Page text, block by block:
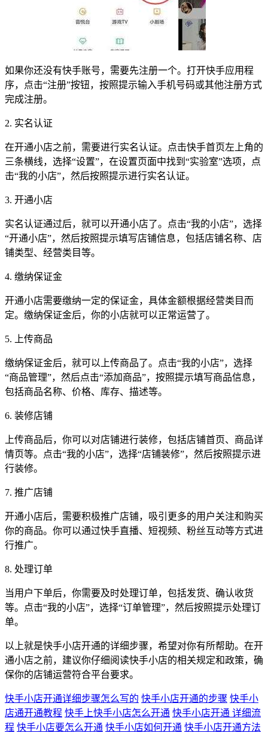
如果你还没有快手账号，需要先注册一个。打开快手应用程
序，点击“注册”按钮，按照提示输入手机号码或其他注册方式
完成注册。
2. 实名认证
在开通小店之前，需要进行实名认证。点击快手首页左上角的
三条横线，选择“设置”，在设置页面中找到“实验室”选项，点
击“我的小店”，然后按照提示进行实名认证。
3. 开通小店
实名认证通过后，就可以开通小店了。点击“我的小店”，选择
“开通小店”，然后按照提示填写店铺信息，包括店铺名称、店
铺类型、经营类目等。
4. 缴纳保证金
开通小店需要缴纳一定的保证金，具体金额根据经营类目而
定。缴纳保证金后，你的小店就可以正常运营了。
5. 上传商品
缴纳保证金后，就可以上传商品了。点击“我的小店”，选择
“商品管理”，然后点击“添加商品”，按照提示填写商品信息，
包括商品名称、价格、库存、描述等。
6. 装修店铺
上传商品后，你可以对店铺进行装修，包括店铺首页、商品详
情页等。点击“我的小店”，选择“店铺装修”，然后按照提示进
行装修。
7. 推广店铺
开通小店后，需要积极推广店铺，吸引更多的用户关注和购买
你的商品。你可以通过快手直播、短视频、粉丝互动等方式进
行推广。
8. 处理订单
当用户下单后，你需要及时处理订单，包括发货、确认收货
等。点击“我的小店”，选择“订单管理”，然后按照提示处理订
单。
以上就是快手小店开通的详细步骤，希望对你有所帮助。在开
通小店之前，建议你仔细阅读快手小店的相关规定和政策，确
保你的店铺运营符合平台要求。
快手小店开通详细步骤怎么写的 快手小店开通的步骤 快手小
店通开通教程 快手上快手小店怎么开通 快手小店开通 详细流
程 快手小店要怎么开通 快手小店如何开通 快手小店开通方法